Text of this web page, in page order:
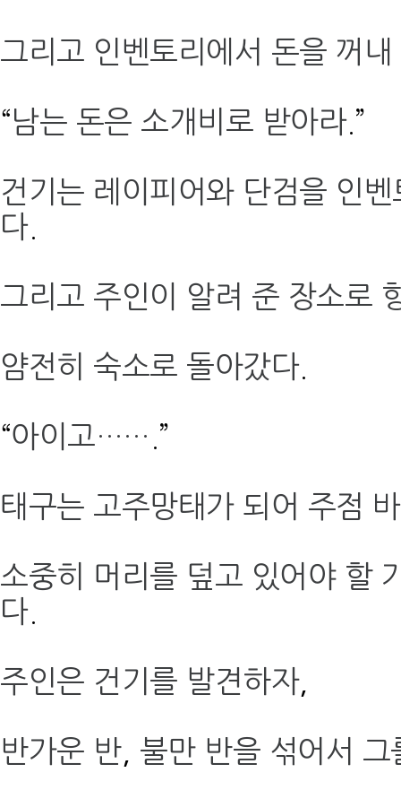
그리고 인벤토리에서 돈을 꺼
“남는 돈은 소개비로 받아라.”
건기는 레이피어와 단검을 인
다.
그리고 주인이 알려 준 장소로
얌전히 숙소로 돌아갔다.
“아이고…… .”
태구는 고주망태가 되어 주점
소중히 머리를 덮고 있어야 할
다.
주인은 건기를 발견하자,
반가운 반, 불만 반을 섞어서 그